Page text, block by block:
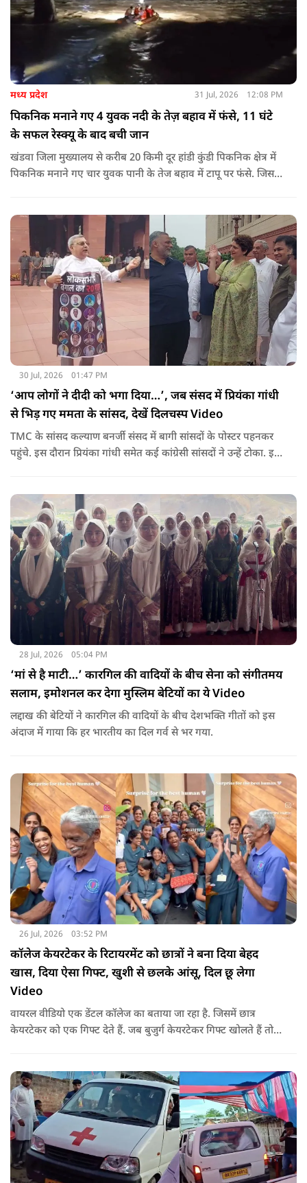
मध्य प्रदेश 31 Jul, 2026 12:08 PM
पिकनिक मनाने गए 4 युवक नदी के तेज़ बहाव में फंसे, 11 घंटे
के सफल रेस्क्यू के बाद बची जान
खंडवा जिला मुख्यालय से करीब 20 किमी दूर हांडी कुंडी पिकनिक क्षेत्र में
पिकनिक मनाने गए चार युवक पानी के तेज बहाव में टापू पर फंसे. जिसके
30 Jul, 2026 01:47 PM
‘आप लोगों ने दीदी को भगा दिया…’, जब संसद में प्रियंका गांधी
से भिड़ गए ममता के सांसद, देखें दिलचस्प Video
TMC के सांसद कल्याण बनर्जी संसद में बागी सांसदों के पोस्टर पहनकर
पहुंचे. इस दौरान प्रियंका गांधी समेत कई कांग्रेसी सांसदों ने उन्हें टोका. इस
28 Jul, 2026 05:04 PM
‘मां से है माटी…’ कारगिल की वादियों के बीच सेना को संगीतमय
सलाम, इमोशनल कर देगा मुस्लिम बेटियों का ये Video
लद्दाख की बेटियों ने कारगिल की वादियों के बीच देशभक्ति गीतों को इस
अंदाज में गाया कि हर भारतीय का दिल गर्व से भर गया.
26 Jul, 2026 03:52 PM
कॉलेज केयरटेकर के रिटायरमेंट को छात्रों ने बना दिया बेहद
खास, दिया ऐसा गिफ्ट, खुशी से छलके आंसू, दिल छू लेगा
Video
वायरल वीडियो एक डेंटल कॉलेज का बताया जा रहा है. जिसमें छात्र
केयरटेकर को एक गिफ्ट देते हैं. जब बुजुर्ग केयरटेकर गिफ्ट खोलते हैं तो